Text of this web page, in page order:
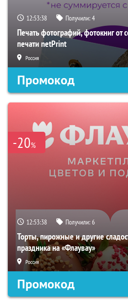
12:53:37 Получили:4
Печать фотографий, фотокниг от
печати netPrint
Россия
Промокод
-20%
12:53:37 Получили:6
Торты, пирожные и другие
праздника на «Флаувау»
Россия
Промокод